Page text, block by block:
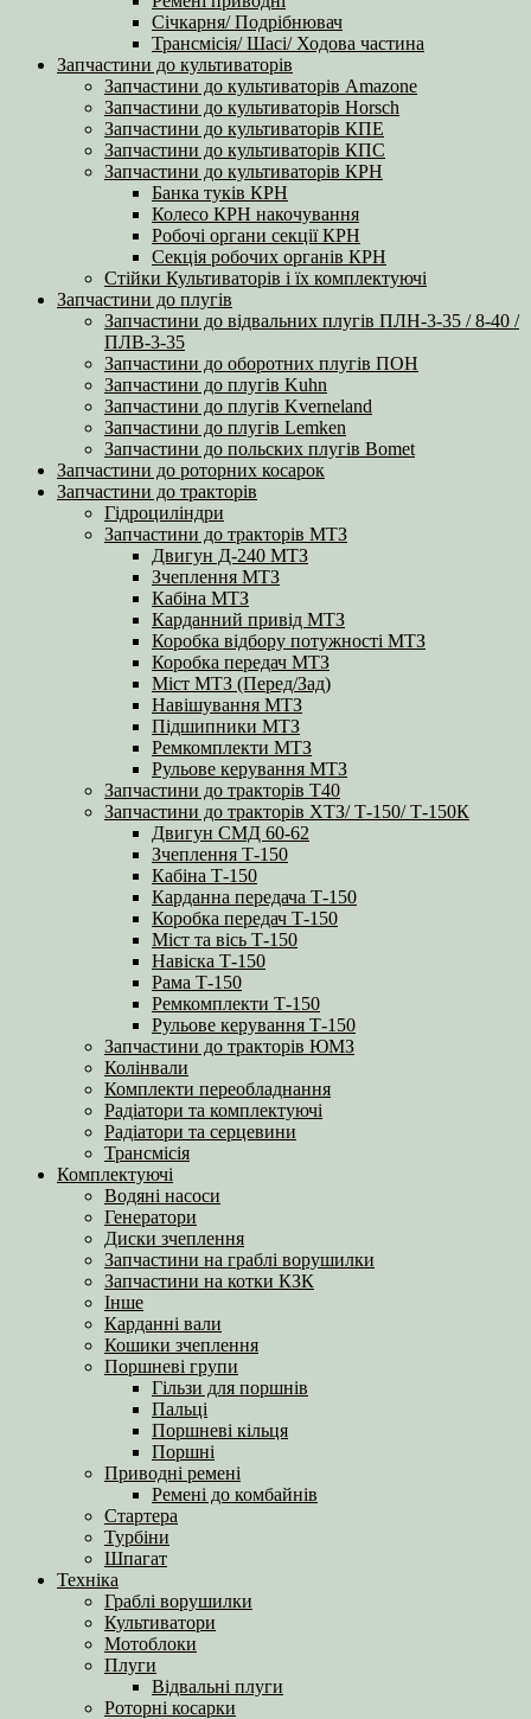
Січкарня/ Подрібнювач
Трансмісія/ Шасі/ Ходова частина
Запчастини до культиваторів
Запчастини до культиваторів Amazone
Запчастини до культиваторів Horsch
Запчастини до культиваторів КПЕ
Запчастини до культиваторів КПС
Запчастини до культиваторів КРН
Банка туків КРН
Колесо КРН накочування
Робочі органи секції КРН
Секція робочих органів КРН
Стійки Культиваторів і їх комплектуючі
Запчастини до плугів
Запчастини до відвальних плугів ПЛН-3-35 / 8-40 /
ПЛВ-3-35
Запчастини до оборотних плугів ПОН
Запчастини до плугів Kuhn
Запчастини до плугів Kverneland
Запчастини до плугів Lemken
Запчастини до польских плугів Bomet
Запчастини до роторних косарок
Запчастини до тракторів
Гідроциліндри
Запчастини до тракторів МТЗ
Двигун Д-240 МТЗ
Зчеплення МТЗ
Кабіна МТЗ
Карданний привід МТЗ
Коробка відбору потужності МТЗ
Коробка передач МТЗ
Міст МТЗ (Перед/Зад)
Навішування МТЗ
Підшипники МТЗ
Ремкомплекти МТЗ
Рульове керування МТЗ
Запчастини до тракторів Т40
Запчастини до тракторів ХТЗ/ Т-150/ Т-150К
Двигун СМД 60-62
Зчеплення Т-150
Кабіна Т-150
Карданна передача Т-150
Коробка передач Т-150
Міст та вісь Т-150
Навіска Т-150
Рама Т-150
Ремкомплекти Т-150
Рульове керування Т-150
Запчастини до тракторів ЮМЗ
Колінвали
Комплекти переобладнання
Радіатори та комплектуючі
Радіатори та серцевини
Трансмісія
Комплектуючі
Водяні насоси
Генератори
Диски зчеплення
Запчастини на граблі ворушилки
Запчастини на котки КЗК
Інше
Карданні вали
Кошики зчеплення
Поршневі групи
Гільзи для поршнів
Пальці
Поршневі кільця
Поршні
Приводні ремені
Ремені до комбайнів
Стартера
Турбіни
Шпагат
Техніка
Граблі ворушилки
Культиватори
Мотоблоки
Плуги
Відвальні плуги
Роторні косарки